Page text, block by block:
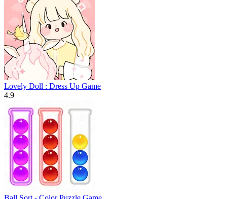
Lovely Doll : Dress Up Game
4.9